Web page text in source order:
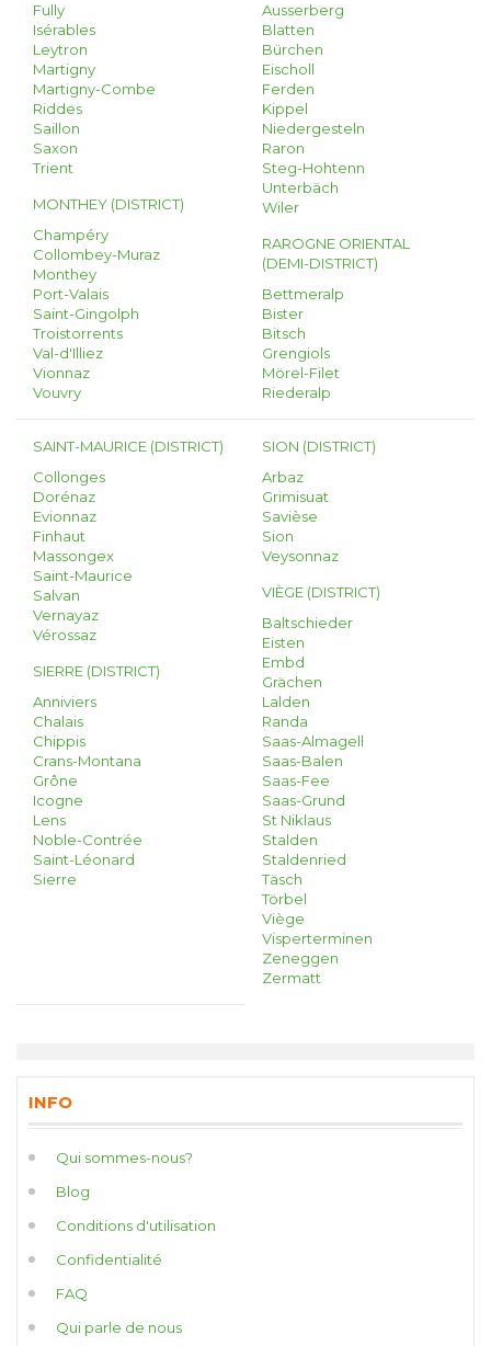
Fully
Isérables
Leytron
Martigny
Martigny-Combe
Riddes
Saillon
Saxon
Trient
MONTHEY (DISTRICT)
Champéry
Collombey-Muraz
Monthey
Port-Valais
Saint-Gingolph
Troistorrents
Val-d'Illiez
Vionnaz
Vouvry
Ausserberg
Blatten
Bürchen
Eischoll
Ferden
Kippel
Niedergesteln
Raron
Steg-Hohtenn
Unterbäch
Wiler
RAROGNE ORIENTAL
(DEMI-DISTRICT)
Bettmeralp
Bister
Bitsch
Grengiols
Mörel-Filet
Riederalp
SAINT-MAURICE (DISTRICT)
Collonges
Dorénaz
Evionnaz
Finhaut
Massongex
Saint-Maurice
Salvan
Vernayaz
Vérossaz
SIERRE (DISTRICT)
Anniviers
Chalais
Chippis
Crans-Montana
Grône
Icogne
Lens
Noble-Contrée
Saint-Léonard
Sierre
SION (DISTRICT)
Arbaz
Grimisuat
Savièse
Sion
Veysonnaz
VIÈGE (DISTRICT)
Baltschieder
Eisten
Embd
Grächen
Lalden
Randa
Saas-Almagell
Saas-Balen
Saas-Fee
Saas-Grund
St Niklaus
Stalden
Staldenried
Täsch
Törbel
Viège
Visperterminen
Zeneggen
Zermatt
INFO
Qui sommes-nous?
Blog
Conditions d'utilisation
Confidentialité
FAQ
Qui parle de nous